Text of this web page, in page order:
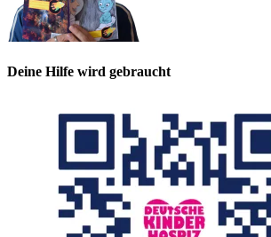
Deine Hilfe wird gebraucht